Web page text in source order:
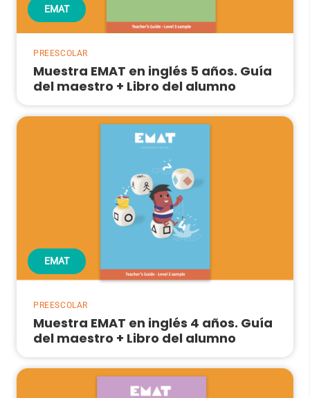
EMAT
PREESCOLAR
Muestra EMAT en inglés 5 años. Guía
del maestro + Libro del alumno
EMAT
PREESCOLAR
Muestra EMAT en inglés 4 años. Guía
del maestro + Libro del alumno